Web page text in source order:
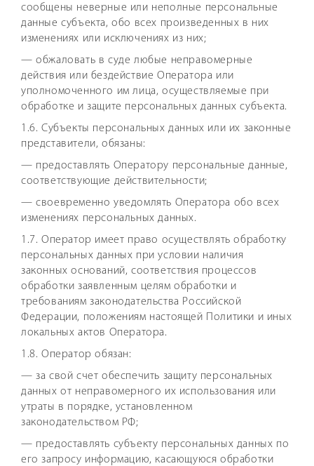
сообщены неверные или неполные персональные
данные субъекта, обо всех произведенных в них
изменениях или исключениях из них;
— обжаловать в суде любые неправомерные
действия или бездействие Оператора или
уполномоченного им лица, осуществляемые при
обработке и защите персональных данных субъекта.
1.6. Субъекты персональных данных или их законные
представители, обязаны:
— предоставлять Оператору персональные данные,
соответствующие действительности;
— своевременно уведомлять Оператора обо всех
изменениях персональных данных.
1.7. Оператор имеет право осуществлять обработку
персональных данных при условии наличия
законных оснований, соответствия процессов
обработки заявленным целям обработки и
требованиям законодательства Российской
Федерации, положениям настоящей Политики и иных
локальных актов Оператора.
1.8. Оператор обязан:
— за свой счет обеспечить защиту персональных
данных от неправомерного их использования или
утраты в порядке, установленном
законодательством РФ;
— предоставлять субъекту персональных данных по
его запросу информацию, касающуюся обработки